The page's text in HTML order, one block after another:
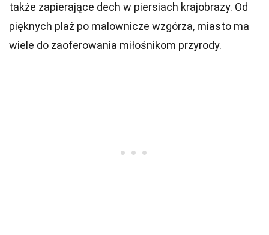
także zapierające dech w piersiach krajobrazy. Od
pięknych plaż po malownicze wzgórza, miasto ma
wiele do zaoferowania miłośnikom przyrody.